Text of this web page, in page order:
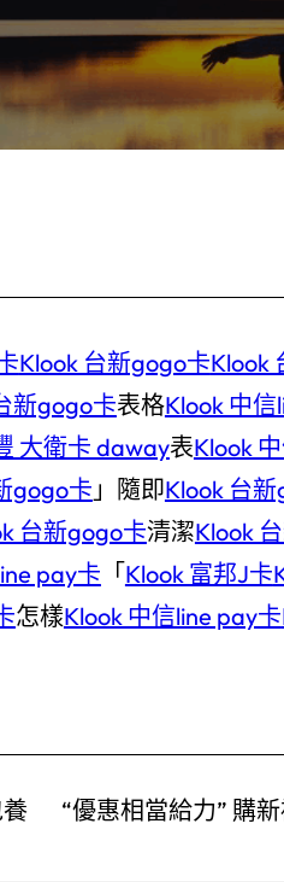
Klook 台新gogo卡Klook
新gogo卡表格Klook 中
大衛卡 daway表Klook
gogo卡 」隨即Klook 台
台新gogo卡清潔Klook
pay卡 「Klook 富邦J卡
怎樣Klook 中信line pay卡
“優惠相當給力” 購